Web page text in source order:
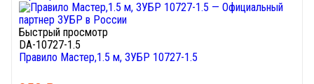
Быстрый просмотр
DA-10727-1.5
Правило Мастер,1.5 м, ЗУБР 10727-1.5